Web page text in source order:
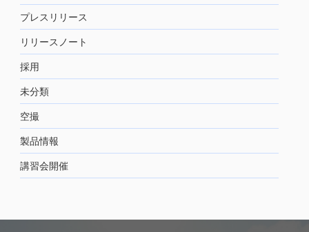
プレスリリース
リリースノート
採用
未分類
空撮
製品情報
講習会開催